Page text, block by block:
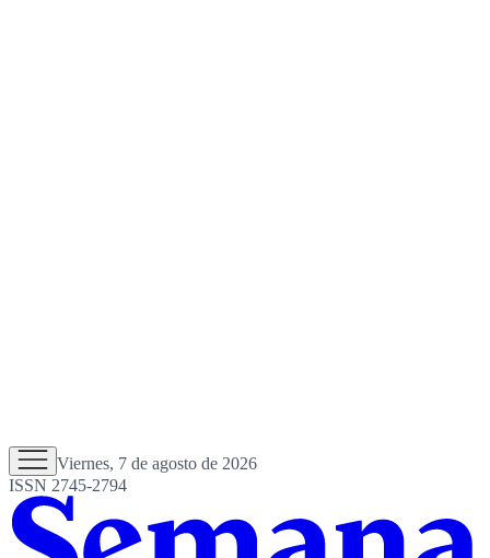
Viernes, 7 de agosto de 2026
ISSN 2745-2794